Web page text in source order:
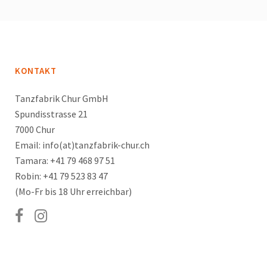
KONTAKT
Tanzfabrik Chur GmbH
Spundisstrasse 21
7000 Chur
Email: info(at)tanzfabrik-chur.ch
Tamara: +41 79 468 97 51
Robin: +41 79 523 83 47
(Mo-Fr bis 18 Uhr erreichbar)